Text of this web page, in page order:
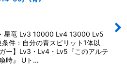
星竜 Lv3 10000 Lv4 13000 Lv5
件：自分の青スピリット1体以
ー】Lv3・Lv4・Lv5『このアルテ
時』 Uト…